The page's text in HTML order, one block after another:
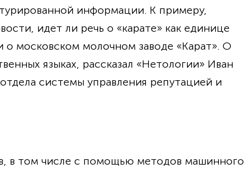
информации. К примеру,
идет ли речь о «карате» как единице
о московском молочном заводе «Карат». О
языках, рассказал «Нетологии» Иван
системы управления репутацией и
в том числе с помощью методов машинного